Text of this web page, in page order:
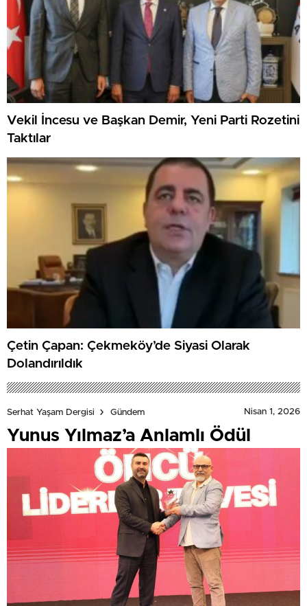
Vekil İncesu ve Başkan Demir, Yeni Parti Rozetini
Taktılar
Çetin Çapan: Çekmeköy’de Siyasi Olarak
Dolandırıldık
Serhat Yaşam Dergisi Gündem Nisan 1, 2026
Yunus Yılmaz’a Anlamlı Ödül